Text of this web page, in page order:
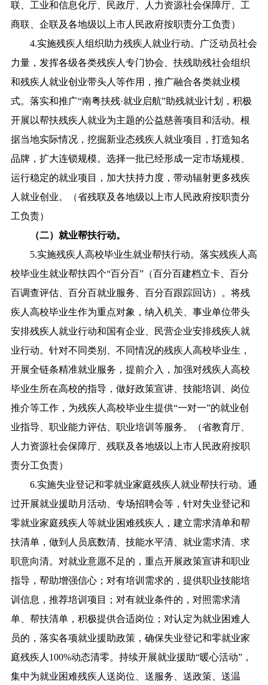
联、工业和信息化厅、民政厅、人力资源社会保障厅、工
商联、企联及各地级以上市人民政府按职责分工负责）
4.实施残疾人组织助力残疾人就业行动。广泛动员社会
力量，发挥各级各类残疾人专门协会、扶残助残社会组织
和残疾人就业创业带头人等作用，推广融合各类就业模
式。落实和推广“南粤扶残·就业启航”助残就业计划，积极
开展以帮扶残疾人就业为主题的公益慈善项目和活动。根
据当地实际情况，挖掘新业态残疾人就业项目，打造知名
品牌，扩大连锁规模。选择一批已经形成一定市场规模、
运行稳定的就业项目，加大扶持力度，带动辐射更多残疾
人就业创业。（省残联及各地级以上市人民政府按职责分
工负责）
（二）就业帮扶行动。
5.实施残疾人高校毕业生就业帮扶行动。落实残疾人高
校毕业生就业帮扶四个“百分百”（百分百建档立卡、百分
百调查评估、百分百就业服务、百分百跟踪回访）。将残
疾人高校毕业生作为重点对象，纳入机关、事业单位带头
安排残疾人就业行动和国有企业、民营企业安排残疾人就
业行动。针对不同类别、不同情况的残疾人高校毕业生，
开展全链条精准就业服务，提前介入，加强对残疾人高校
毕业生所在高校的指导，做好政策宣讲、技能培训、岗位
推介等工作，为残疾人高校毕业生提供“一对一”的就业创
业指导、职业能力评估、职业培训等服务。（省教育厅、
人力资源社会保障厅、残联及各地级以上市人民政府按职
责分工负责）
6.实施失业登记和零就业家庭残疾人就业帮扶行动。通
过开展就业援助月活动、专场招聘会等，针对失业登记和
零就业家庭残疾人等就业困难残疾人，建立需求清单和帮
扶清单，做到人员底数清、技能水平清、就业需求清、求
职意向清。对就业意愿不足的，重点开展政策宣讲和职业
指导，帮助增强信心；对有培训需求的，提供职业技能培
训信息，推荐培训项目；对有就业条件的，对照需求清
单、帮扶清单，积极提供合适岗位；对认定为就业困难人
员的，落实各项就业援助政策，确保失业登记和零就业家
庭残疾人100%动态清零。持续开展就业援助“暖心活动”，
集中为就业困难残疾人送岗位、送服务、送政策、送温